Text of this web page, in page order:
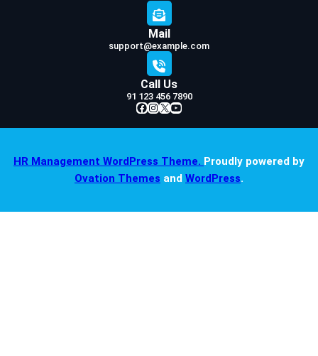
Mail
support@example.com
Call Us
91 123 456 7890
Facebook InstagramX YouTube
HR Management WordPress Theme. Proudly powered by
Ovation Themes and WordPress.